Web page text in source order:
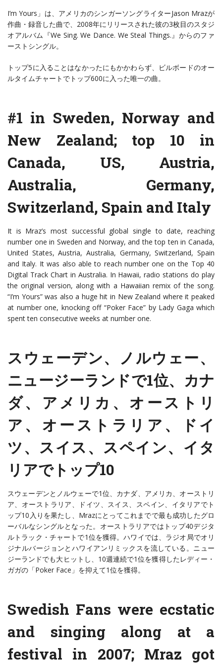
I’m Yours」は、アメリカのシンガーソングライターJason Mrazが
作曲・録音した曲で、2008年にリリースされた彼の3枚目のスタジ
オアルバム『We Sing. We Dance. We Steal Things.』からのファ
ーストシングル。
トップ5に入ることはなかったにもかかわらず、ビルボードのオー
ルタイムチャートでトップ600に入った唯一の曲。
#1 in Sweden, Norway and
New Zealand; top 10 in
Canada, US, Austria,
Australia, Germany,
Switzerland, Spain and Italy
It is Mraz’s most successful global single to date, reaching
number one in Sweden and Norway, and the top ten in Canada,
United States, Austria, Australia, Germany, Switzerland, Spain
and Italy. It was also able to reach number one on the Top 40
Digital Track Chart in Australia. In Hawaii, radio stations do play
the original version, along with a Hawaiian remix of the song.
“I’m Yours” was also a huge hit in New Zealand where it peaked
at number one, knocking off “Poker Face” by Lady Gaga which
spent ten consecutive weeks at number one.
スウェーデン、ノルウェー、
ニュージーランドで1位、カナ
ダ、アメリカ、オーストリ
ア、オーストラリア、ドイ
ツ、スイス、スペイン、イタ
リアでトップ10
スウェーデンとノルウェーで1位、カナダ、アメリカ、オーストリ
ア、オーストラリア、ドイツ、スイス、スペイン、イタリアでト
ップ10入りを果たし、Mrazにとってこれまでで最も成功したグロ
ーバルなシングルとなった。オーストラリアではトップ40デジタ
ルトラック・チャートで1位を獲得。ハワイでは、ラジオ局でオリ
ジナルバージョンとハワイアンリミックスを流している。ニュー
ジーランドでも大ヒットし、10週連続で1位を獲得したレディー・
ガガの「Poker Face」を抑えて1位を獲得。
Swedish Fans were ecstatic
and singing along at a
festival in 2007; Mraz got